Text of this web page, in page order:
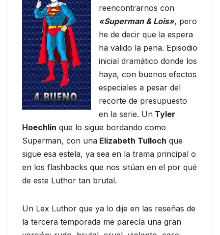
reencontrarnos con
«Superman & Lois», pero
he de decir que la espera
ha valido la pena. Episodio
inicial dramático donde los
haya, con buenos efectos
especiales a pesar del
recorte de presupuesto
en la serie. Un Tyler
Hoechlin que lo sigue bordando como
Superman, con una Elizabeth Tulloch que
sigue esa estela, ya sea en la trama principal o
en los flashbacks que nos sitúan en el por qué
de este Luthor tan brutal.
Un Lex Luthor que ya lo dije en las reseñas de
la tercera temporada me parecía una gran